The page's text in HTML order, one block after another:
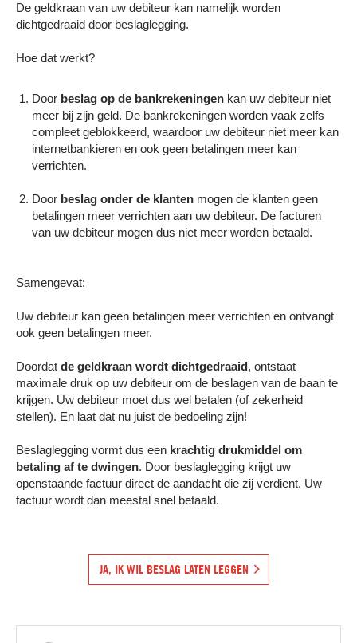
De geldkraan van uw debiteur kan namelijk worden
dichtgedraaid door beslaglegging.
Hoe dat werkt?
Door beslag op de bankrekeningen kan uw debiteur niet
meer bij zijn geld. De bankrekeningen worden vaak zelfs
compleet geblokkeerd, waardoor uw debiteur niet meer kan
internetbankieren en ook geen betalingen meer kan
verrichten.
Door beslag onder de klanten mogen de klanten geen
betalingen meer verrichten aan uw debiteur. De facturen
van uw debiteur mogen dus niet meer worden betaald.
Samengevat:
Uw debiteur kan geen betalingen meer verrichten en ontvangt
ook geen betalingen meer.
Doordat de geldkraan wordt dichtgedraaid, ontstaat
maximale druk op uw debiteur om de beslagen van de baan te
krijgen. Uw debiteur moet dus wel betalen (of zekerheid
stellen). En laat dat nu juist de bedoeling zijn!
Beslaglegging vormt dus een krachtig drukmiddel om
betaling af te dwingen. Door beslaglegging krijgt uw
openstaande factuur direct de aandacht die zij verdient. Uw
factuur wordt dan meestal snel betaald.
JA, IK WIL BESLAG LATEN LEGGEN